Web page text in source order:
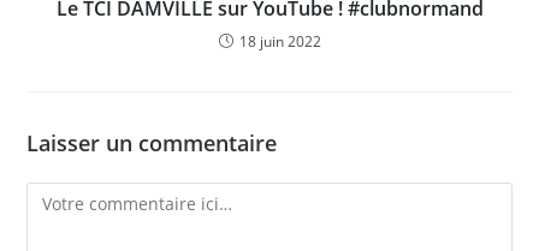
Le TCI DAMVILLE sur YouTube ! #clubnormand
18 juin 2022
Laisser un commentaire
Comment